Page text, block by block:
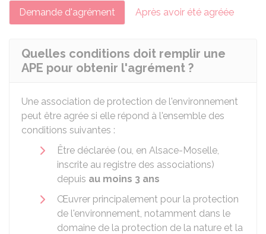
Demande d'agrément Après avoir été agréée
Quelles conditions doit remplir une
APE pour obtenir l'agrément ?
Une association de protection de l'environnement
peut être agrée si elle répond à l'ensemble des
conditions suivantes :
Être déclarée (ou, en Alsace-Moselle,
inscrite au registre des associations)
depuis au moins 3 ans
Œuvrer principalement pour la protection
de l'environnement, notamment dans le
domaine de la protection de la nature et la